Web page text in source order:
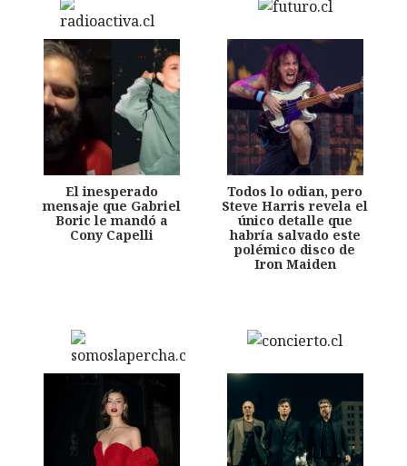
El inesperado
mensaje que Gabriel
Boric le mandó a
Cony Capelli
Todos lo odian, pero
Steve Harris revela el
único detalle que
habría salvado este
polémico disco de
Iron Maiden